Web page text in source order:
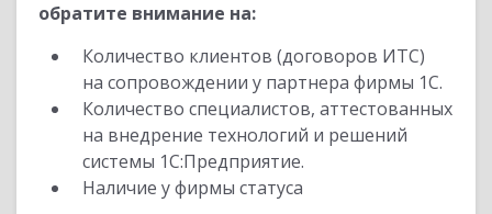
обратите внимание на:
Количество клиентов (договоров ИТС)
на сопровождении у партнера фирмы 1С.
Количество специалистов, аттестованных
на внедрение технологий и решений
системы 1С:Предприятие.
Наличие у фирмы статуса